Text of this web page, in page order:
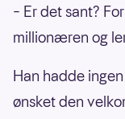
– Er det sant?
millionæren og
Han hadde
ønsket den